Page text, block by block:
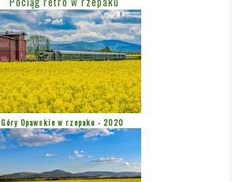
Góry Opawskie w rzepaku - 2020